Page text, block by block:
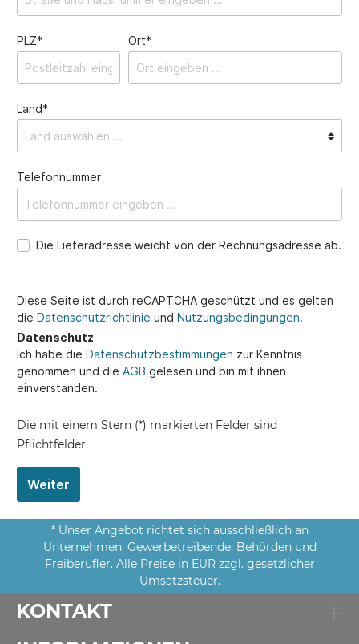
PLZ* Ort*
Land*
Telefonnummer
Die Lieferadresse weicht von der Rechnungsadresse ab.
Diese Seite ist durch reCAPTCHA geschützt und es gelten
die Datenschutzrichtlinie und Nutzungsbedingungen.
Datenschutz
Ich habe die Datenschutzbestimmungen zur Kenntnis
genommen und die AGB gelesen und bin mit ihnen
einverstanden.
Die mit einem Stern (*) markierten Felder sind
Pflichtfelder.
Weiter
* Unser Angebot richtet sich ausschließlich an
Unternehmen, Gewerbetreibende, Behörden und
Freiberufler. Alle Preise in EUR zzgl. gesetzlicher
Umsatzsteuer.
KONTAKT